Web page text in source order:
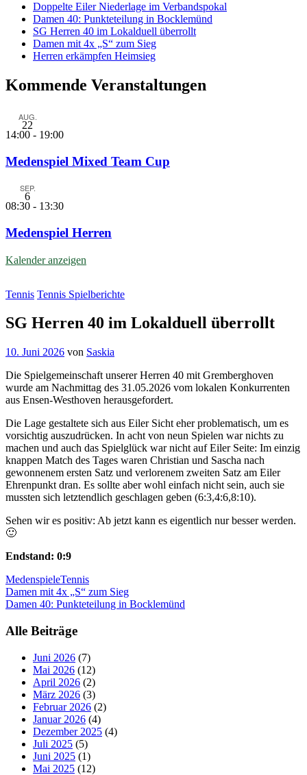
Doppelte Eiler Niederlage im Verbandspokal
Damen 40: Punkteteilung in Bocklemünd
SG Herren 40 im Lokalduell überrollt
Damen mit 4x „S“ zum Sieg
Herren erkämpfen Heimsieg
Kommende Veranstaltungen
AUG.
22
14:00 - 19:00
Medenspiel Mixed Team Cup
SEP.
6
08:30 - 13:30
Medenspiel Herren
Kalender anzeigen
Tennis Tennis Spielberichte
SG Herren 40 im Lokalduell überrollt
10. Juni 2026 von Saskia
Die Spielgemeinschaft unserer Herren 40 mit Gremberghoven
wurde am Nachmittag des 31.05.2026 vom lokalen Konkurrenten
aus Ensen-Westhoven herausgefordert.
Die Lage gestaltete sich aus Eiler Sicht eher problematisch, um es
vorsichtig auszudrücken. In acht von neun Spielen war nichts zu
machen und auch das Spielglück war nicht auf Eiler Seite: Im einzig
knappen Match des Tages waren Christian und Sascha nach
gewonnenem ersten Satz und verlorenem zweiten Satz am Eiler
Ehrenpunkt dran. Es sollte aber wohl einfach nicht sein, auch sie
mussten sich letztendlich geschlagen geben (6:3,4:6,8:10).
Sehen wir es positiv: Ab jetzt kann es eigentlich nur besser werden.
🙂
Endstand: 0:9
MedenspieleTennis
Beitragsnavigation
Damen mit 4x „S“ zum Sieg
Damen 40: Punkteteilung in Bocklemünd
Alle Beiträge
Juni 2026 (7)
Mai 2026 (12)
April 2026 (2)
März 2026 (3)
Februar 2026 (2)
Januar 2026 (4)
Dezember 2025 (4)
Juli 2025 (5)
Juni 2025 (1)
Mai 2025 (12)